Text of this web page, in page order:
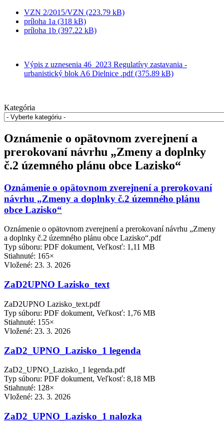
VZN 2/2015/VZN (223.79 kB)
príloha 1a (318 kB)
príloha 1b (397.22 kB)
Výpis z uznesenia 46_2023 Regulatívy zastavania -
urbanistický blok A6 Dielnice .pdf (375.89 kB)
Kategória
Oznámenie o opätovnom zverejnení a
prerokovaní návrhu „Zmeny a doplnky
č.2 územného plánu obce Lazisko“
Oznámenie o opätovnom zverejnení a prerokovaní
návrhu „Zmeny a doplnky č.2 územného plánu
obce Lazisko“
Oznámenie o opätovnom zverejnení a prerokovaní návrhu „Zmeny
a doplnky č.2 územného plánu obce Lazisko“.pdf
Typ súboru: PDF dokument, Veľkosť: 1,11 MB
Stiahnuté: 165×
Vložené: 23. 3. 2026
ZaD2UPNO Lazisko_text
ZaD2UPNO Lazisko_text.pdf
Typ súboru: PDF dokument, Veľkosť: 1,76 MB
Stiahnuté: 155×
Vložené: 23. 3. 2026
ZaD2_UPNO_Lazisko_1 legenda
ZaD2_UPNO_Lazisko_1 legenda.pdf
Typ súboru: PDF dokument, Veľkosť: 8,18 MB
Stiahnuté: 128×
Vložené: 23. 3. 2026
ZaD2_UPNO_Lazisko_1 nalozka